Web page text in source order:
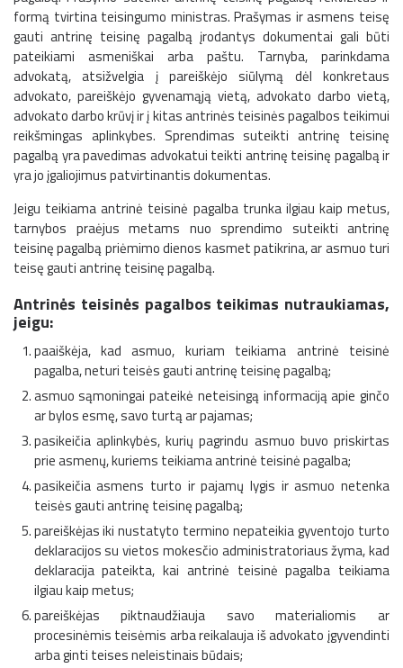
formą tvirtina teisingumo ministras. Prašymas ir asmens teisę
gauti antrinę teisinę pagalbą įrodantys dokumentai gali būti
pateikiami asmeniškai arba paštu. Tarnyba, parinkdama
advokatą, atsižvelgia į pareiškėjo siūlymą dėl konkretaus
advokato, pareiškėjo gyvenamąją vietą, advokato darbo vietą,
advokato darbo krūvį ir į kitas antrinės teisinės pagalbos teikimui
reikšmingas aplinkybes. Sprendimas suteikti antrinę teisinę
pagalbą yra pavedimas advokatui teikti antrinę teisinę pagalbą ir
yra jo įgaliojimus patvirtinantis dokumentas.
Jeigu teikiama antrinė teisinė pagalba trunka ilgiau kaip metus,
tarnybos praėjus metams nuo sprendimo suteikti antrinę
teisinę pagalbą priėmimo dienos kasmet patikrina, ar asmuo turi
teisę gauti antrinę teisinę pagalbą.
Antrinės teisinės pagalbos teikimas nutraukiamas,
jeigu:
paaiškėja, kad asmuo, kuriam teikiama antrinė teisinė
pagalba, neturi teisės gauti antrinę teisinę pagalbą;
asmuo sąmoningai pateikė neteisingą informaciją apie ginčo
ar bylos esmę, savo turtą ar pajamas;
pasikeičia aplinkybės, kurių pagrindu asmuo buvo priskirtas
prie asmenų, kuriems teikiama antrinė teisinė pagalba;
pasikeičia asmens turto ir pajamų lygis ir asmuo netenka
teisės gauti antrinę teisinę pagalbą;
pareiškėjas iki nustatyto termino nepateikia gyventojo turto
deklaracijos su vietos mokesčio administratoriaus žyma, kad
deklaracija pateikta, kai antrinė teisinė pagalba teikiama
ilgiau kaip metus;
pareiškėjas piktnaudžiauja savo materialiomis ar
procesinėmis teisėmis arba reikalauja iš advokato įgyvendinti
arba ginti teises neleistinais būdais;